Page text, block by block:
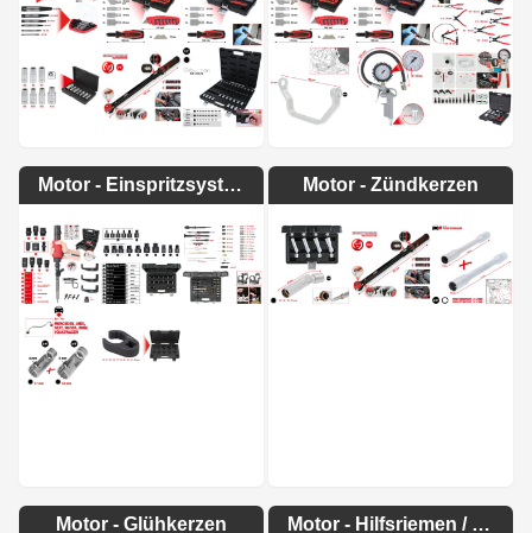
Motor - Einspritzsystem Motor - Zündkerzen
Motor - Glühkerzen Motor - Hilfsriemen / Lichtmaschine